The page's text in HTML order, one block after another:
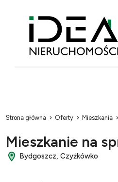
Strona główna Oferty Mieszkania
Mieszkanie na
Bydgoszcz, Czyżkówko